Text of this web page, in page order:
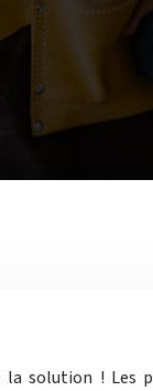
solution ! Les